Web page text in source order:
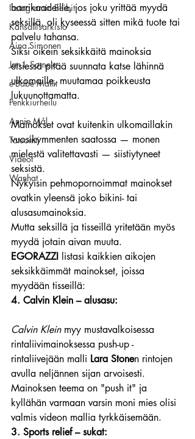
Instagramin Beibit
Kansallisarkisto
Aina Simonen
Jan I. Somela
e-Babe Mallit
Penkkiurheilu
Annie Mål
Tatuointi
Videot
Wanhat
barrikaadeille, jos joku yrittää myydä
seksillä, oli kyseessä sitten mikä tuote tai
palvelu tahansa.
Siksi oikein seksikkäitä mainoksia
etsiessä pitää suunnata katse lähinnä
ulkomaille, muutamaa poikkeusta
lukuunottamatta.
Mainokset ovat kuitenkin ulkomaillakin
vuosikymmenten saatossa — monen
mielestä valitettavasti — siistiytyneet
seksistä.
Nykyisin pehmopornoimmat mainokset
ovatkin yleensä joko bikini- tai
alusasumainoksia.
Mutta seksillä ja tisseillä yritetään myös
myydä jotain aivan muuta.
EGORAZZI listasi kaikkien aikojen
seksikkäimmät mainokset, joissa
myydään tisseillä:
4. Calvin Klein – alusasu:
Calvin Klein myy mustavalkoisessa
rintaliivimainoksessa push-up -
rintaliivejään malli Lara Stonen rintojen
avulla neljännen sijan arvoisesti.
Mainoksen teema on "push it" ja
kyllähän varmaan varsin moni mies olisi
valmis videon mallia tyrkkäisemään.
3. Sports relief – sukat: